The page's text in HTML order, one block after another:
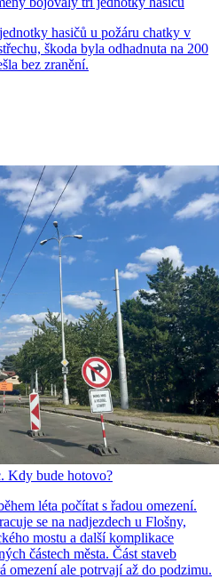
hasičů u požáru chatky v
škoda byla odhadnuta na 200
bez zranění.
Kdy bude hotovo?
léta počítat s řadou omezení.
se na nadjezdech u Flošny,
mostu a další komplikace
částech města. Část staveb
omezení ale potrvají až do podzimu.